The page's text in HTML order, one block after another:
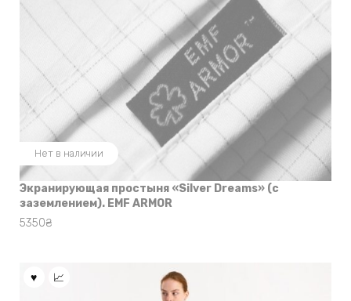
Нет в наличии
Экранирующая простыня «Silver Dreams» (с
заземлением). EMF ARMOR
5350₴